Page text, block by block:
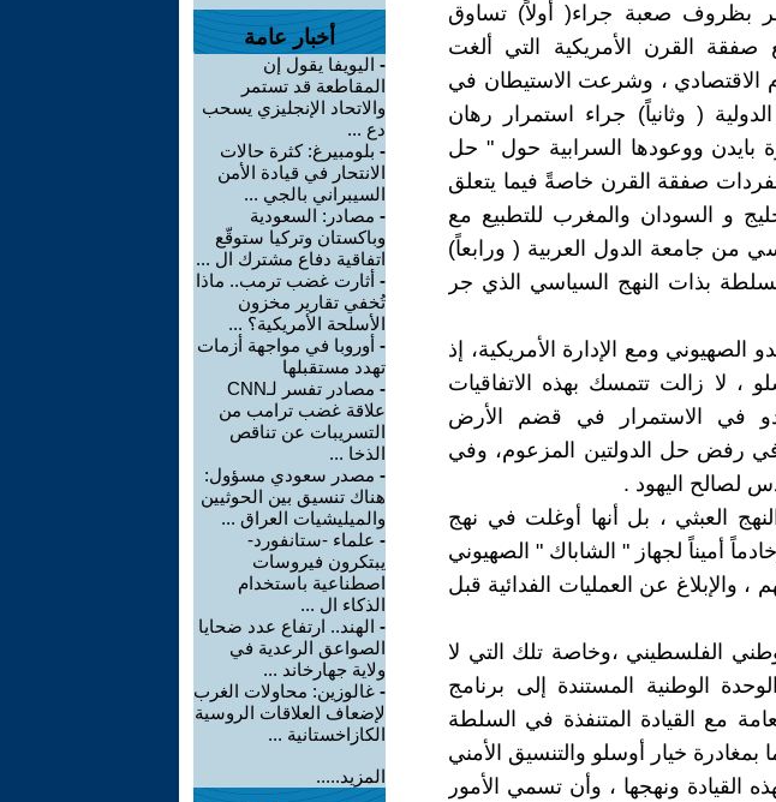
بظروف صعبة جراء( أولاً) تساوق
القرن الأمريكية التي ألغت
الاقتصادي ، وشرعت الاستيطان في
( وثانياً) جراء استمرار رهان
بايدن ووعودها السرابية حول " حل
صفقة القرن خاصةً فيما يتعلق
و السودان والمغرب للتطبيع مع
من جامعة الدول العربية ( ورابعاً)
بذات النهج السياسي الذي جر
الصهيوني ومع الإدارة الأمريكية، إذ
أوسلو ، لا زالت تتمسك بهذه الاتفاقيات
في الاستمرار في قضم الأرض
رفض حل الدولتين المزعوم، وفي
لصالح اليهود .
العبثي ، بل أنها أوغلت في نهج
أميناً لجهاز " الشاباك " الصهيوني
والإبلاغ عن العمليات الفدائية قبل
الفلسطيني ،وخاصة تلك التي لا
الوطنية المستندة إلى برنامج
مع القيادة المتنفذة في السلطة
خيار أوسلو والتنسيق الأمني
القيادة ونهجها ، وأن تسمي الأمور
أخبار عامة
- اليويفا يقول إن
المقاطعة قد تستمر
والاتحاد الإنجليزي يسحب
دع ...
- بلومبيرغ: كثرة حالات
الانتحار في قيادة الأمن
السيبراني بالجي ...
- مصادر: السعودية
وباكستان وتركيا ستوقّع
اتفاقية دفاع مشترك ال ...
- أثارت غضب ترمب.. ماذا
تُخفي تقارير مخزون
الأسلحة الأمريكية؟ ...
- أوروبا في مواجهة أزمات
تهدد مستقبلها
-
مصادر تفسر لـCNN
علاقة غضب ترامب من
التسريبات عن تناقص
الذخا ...
- مصدر سعودي مسؤول:
هناك تنسيق بين الحوثيين
والميليشيات العراق ...
- علماء -ستانفورد-
يبتكرون فيروسات
اصطناعية باستخدام
الذكاء ال ...
- الهند.. ارتفاع عدد ضحايا
الصواعق الرعدية في
ولاية جهارخاند ...
- غالوزين: محاولات الغرب
لإضعاف العلاقات الروسية
الكازاخستانية ...
المزيد.....